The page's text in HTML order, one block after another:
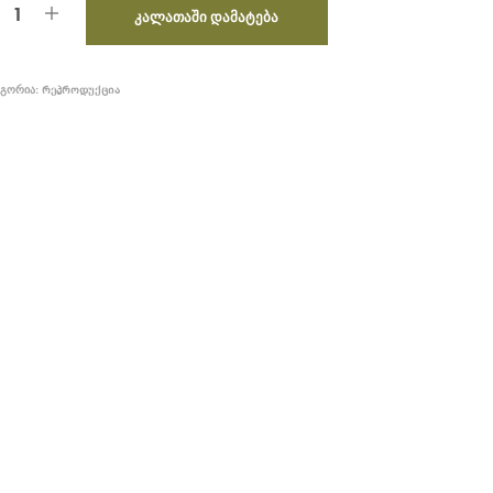
ᲙᲐᲚᲐᲗᲐᲨᲘ ᲓᲐᲛᲐᲢᲔᲑᲐ
ᲠᲔᲞᲠᲝᲓᲣᲥᲪᲘᲐ